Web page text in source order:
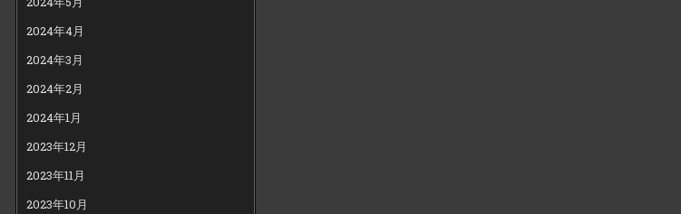
2024年4月
2024年3月
2024年2月
2024年1月
2023年12月
2023年11月
2023年10月